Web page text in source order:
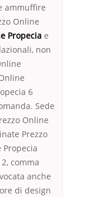
ammuffire
Online
Propecia e
non
6
Sede
Online
Prezzo
Propecia
comma
anche
di design